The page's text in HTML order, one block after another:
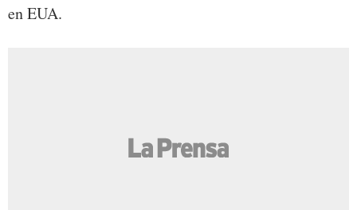
en EUA.